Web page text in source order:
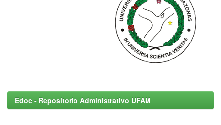
Edoc - Repositorio Administrativo UFAM